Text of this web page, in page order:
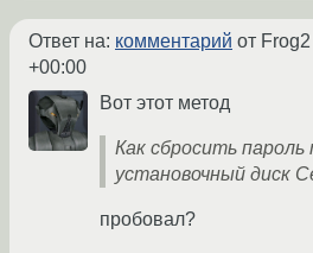
Ответ на: комментарий от Frog2
+00:00
Вот этот метод
Как сбросить пароль
установочный диск
пробовал?